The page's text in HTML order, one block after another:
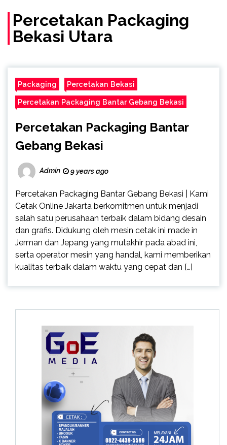
Percetakan Packaging
Bekasi Utara
Packaging Percetakan Bekasi
Percetakan Packaging Bantar Gebang Bekasi
Percetakan Packaging Bantar
Gebang Bekasi
Admin 9 years ago
Percetakan Packaging Bantar Gebang Bekasi | Kami
Cetak Online Jakarta berkomitmen untuk menjadi
salah satu perusahaan terbaik dalam bidang desain
dan grafis. Didukung oleh mesin cetak ini made in
Jerman dan Jepang yang mutakhir pada abad ini,
serta operator mesin yang handal, kami memberikan
kualitas terbaik dalam waktu yang cepat dan […]